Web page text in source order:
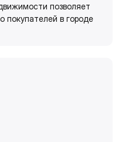
позволяет
покупателей в городе